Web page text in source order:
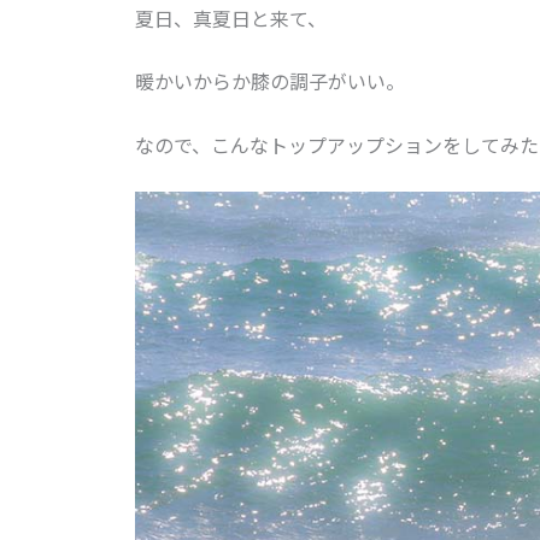
夏日、真夏日と来て、
暖かいからか膝の調子がいい。
なので、こんなトップアップションをしてみ